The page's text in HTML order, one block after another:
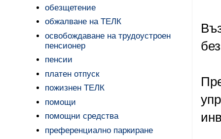
обезщетение
обжалване на ТЕЛК
освобождаване на трудоустроен
пенсионер
пенсии
платен отпуск
пожизнен ТЕЛК
помощи
помощни средства
преференциално паркиране